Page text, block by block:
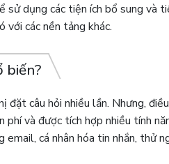
sử dụng các tiện ích bổ sung và
với các nền tảng khác.
biến?
đặt câu hỏi nhiều lần. Nhưng,
và được tích hợp nhiều tính
email, cá nhân hóa tin nhắn, thử